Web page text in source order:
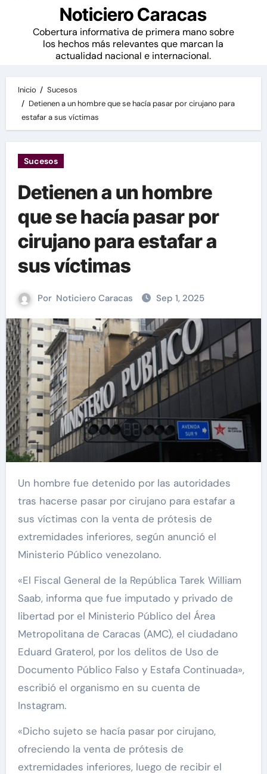
Noticiero Caracas
Cobertura informativa de primera mano sobre
los hechos más relevantes que marcan la
actualidad nacional e internacional.
Inicio
Sucesos
Detienen a un hombre que se hacía pasar por cirujano para
estafar a sus víctimas
Sucesos
Detienen a un hombre
que se hacía pasar por
cirujano para estafar a
sus víctimas
Por Noticiero Caracas Sep 1, 2025
Un hombre fue detenido por las autoridades
tras hacerse pasar por cirujano para estafar a
sus víctimas con la venta de prótesis de
extremidades inferiores, según anunció el
Ministerio Público venezolano.
«El Fiscal General de la República Tarek William
Saab, informa que fue imputado y privado de
libertad por el Ministerio Público del Área
Metropolitana de Caracas (AMC), el ciudadano
Eduard Graterol, por los delitos de Uso de
Documento Público Falso y Estafa Continuada»,
escribió el organismo en su cuenta de
Instagram.
«Dicho sujeto se hacía pasar por cirujano,
ofreciendo la venta de prótesis de
extremidades inferiores, luego de recibir el